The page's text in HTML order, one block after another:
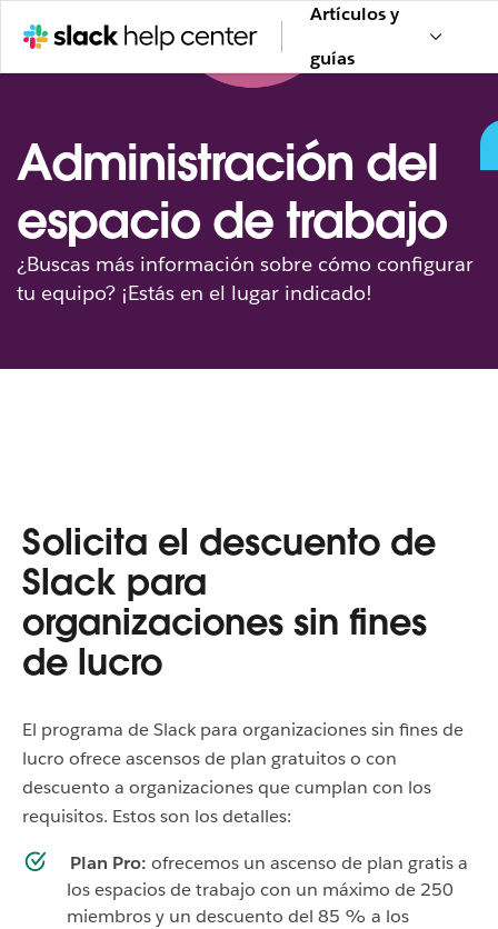
Artículos y
guías
Administración del
espacio de trabajo
¿Buscas más información sobre cómo configurar
tu equipo? ¡Estás en el lugar indicado!
Solicita el descuento de
Slack para
organizaciones sin fines
de lucro
El programa de Slack para organizaciones sin fines de
lucro ofrece ascensos de plan gratuitos o con
descuento a organizaciones que cumplan con los
requisitos. Estos son los detalles:
Plan Pro: ofrecemos un ascenso de plan gratis a
los espacios de trabajo con un máximo de 250
miembros y un descuento del 85 % a los